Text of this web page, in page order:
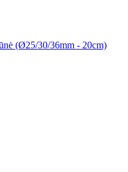
(Ø25/30/36mm - 20cm)